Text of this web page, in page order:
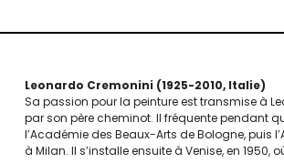
Leonardo Cremonini 1925-2010 Italie
Sa passion pour la peinture est transmise à
par son père cheminot. Il fréquente pendant
l’Académie des Beaux-Arts de Bologne, puis
à Milan. Il s’installe ensuite à Venise, en 1950,